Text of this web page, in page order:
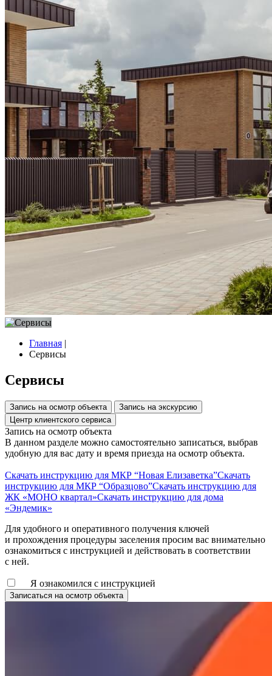
Главная |
Сервисы
Сервисы
Запись на осмотр объекта
Запись на экскурсию
Центр клиентского сервиса
Запись на осмотр объекта
В данном разделе можно самостоятельно записаться, выбрав
удобную для вас дату и время приезда на осмотр объекта.
Скачать инструкцию для МКР “Новая Елизаветка”Скачать
инструкцию для МКР “Образцово”Скачать инструкцию для
ЖК «МОНО квартал»Скачать инструкцию для дома
«Эндемик»
Для удобного и оперативного получения ключей
и прохождения процедуры заселения просим вас внимательно
ознакомиться с инструкцией и действовать в соответствии
с ней.
Я ознакомился с инструкцией
Записаться на осмотр объекта